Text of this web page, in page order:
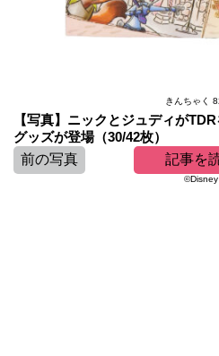
きんちゃく
【写真】ニックとジュディが
グッズが登場（30/42枚）
前の写真
記事を
©︎Disney